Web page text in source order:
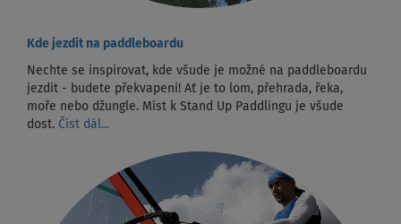
Kde jezdit na paddleboardu
Nechte se inspirovat, kde všude je možné na paddleboardu
jezdit - budete překvapeni! Ať je to lom, přehrada, řeka,
moře nebo džungle. Míst k Stand Up Paddlingu je všude
dost. Číst dál...